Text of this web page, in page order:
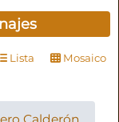
Lista Mosaico
Calderón